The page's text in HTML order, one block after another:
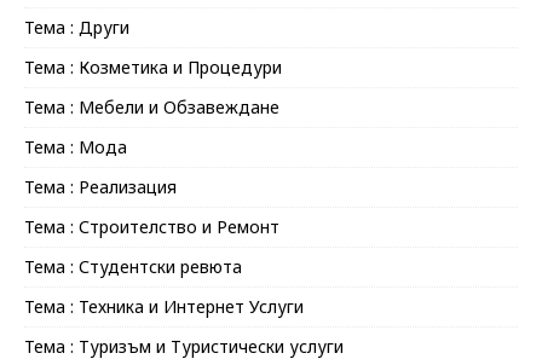
Тема : Други
Тема : Козметика и Процедури
Тема : Мебели и Обзавеждане
Тема : Мода
Тема : Реализация
Тема : Строителство и Ремонт
Тема : Студентски ревюта
Тема : Техника и Интернет Услуги
Тема : Туризъм и Туристически услуги